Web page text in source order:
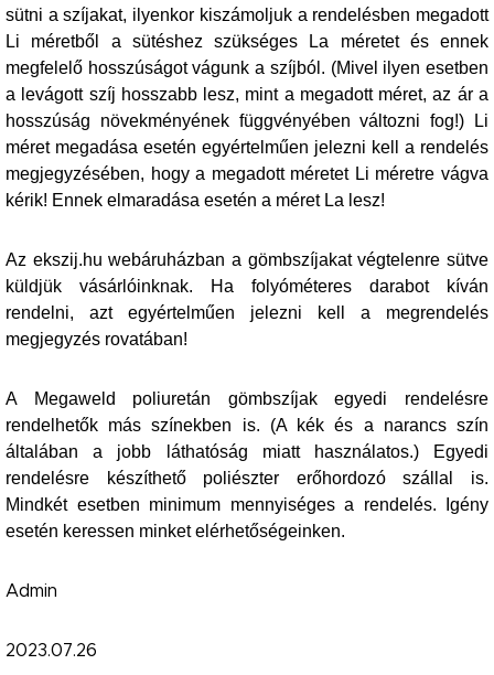
sütni a szíjakat, ilyenkor kiszámoljuk a rendelésben megadott
Li méretből a sütéshez szükséges La méretet és ennek
megfelelő hosszúságot vágunk a szíjból. (Mivel ilyen esetben
a levágott szíj hosszabb lesz, mint a megadott méret, az ár a
hosszúság növekményének függvényében változni fog!) Li
méret megadása esetén egyértelműen jelezni kell a rendelés
megjegyzésében, hogy a megadott méretet Li méretre vágva
kérik! Ennek elmaradása esetén a méret La lesz!
Az ekszij.hu webáruházban a gömbszíjakat végtelenre sütve
küldjük vásárlóinknak. Ha folyóméteres darabot kíván
rendelni, azt egyértelműen jelezni kell a megrendelés
megjegyzés rovatában!
A Megaweld poliuretán gömbszíjak egyedi rendelésre
rendelhetők más színekben is. (A kék és a narancs szín
általában a jobb láthatóság miatt használatos.) Egyedi
rendelésre készíthető poliészter erőhordozó szállal is.
Mindkét esetben minimum mennyiséges a rendelés. Igény
esetén keressen minket elérhetőségeinken.
Admin
2023.07.26